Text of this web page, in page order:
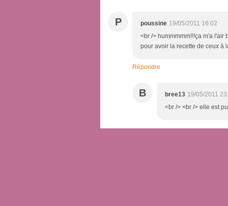
P poussine 19/05/2011 16:02
<br /> hummmmm!!!ça m'a l'air
pour avoir la recette de ceux à
Répondre
B bree13 19/05/2011
<br /> <br /> elle est